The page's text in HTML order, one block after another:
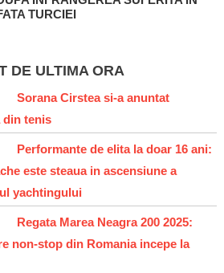
TURCIEI
DE ULTIMA ORA
Sorana Cirstea si-a anuntat
din tenis
Performante de elita la doar 16 ani:
este steaua in ascensiune a
yachtingului
Regata Marea Neagra 200 2025:
non-stop din Romania incepe la